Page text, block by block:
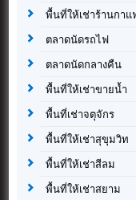
พื้นที่ให้เช่าร้านกาแ
ตลาดนัดรถไฟ
ตลาดนัดกลางคืน
พื้นที่ให้เช่าขายน้ำ
พื้นที่เช่าจตุจักร
พื้นที่ให้เช่าสุขุมวิท
พื้นที่ให้เช่าสีลม
พื้นที่ให้เช่าสยาม